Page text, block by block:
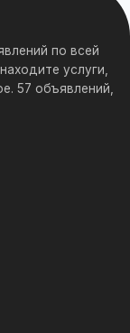
по всей
услуги,
57 объявлений,